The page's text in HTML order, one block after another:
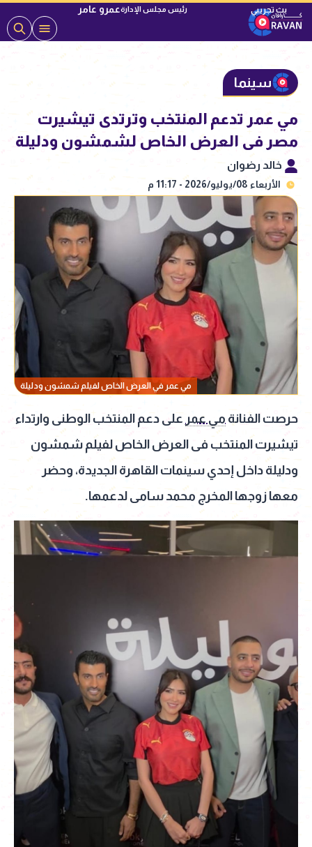
رئيس مجلس الإدارةعمرو عامر
سينما
مي عمر تدعم المنتخب وترتدى تيشيرت
مصر فى العرض الخاص لشمشون ودليلة
خالد رضوان
الأربعاء 08/يوليو/2026 - 11:17 م
مي عمر في العرض الخاص لفيلم شمشون ودليلة
حرصت الفنانة مي عمر على دعم المنتخب الوطنى وارتداء
تيشيرت المنتخب فى العرض الخاص لفيلم شمشون
ودليلة داخل إحدي سينمات القاهرة الجديدة، وحضر
معها زوجها المخرج محمد سامى لدعمها.